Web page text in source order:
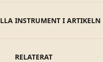
INSTRUMENT I ARTIKELN
RELATERAT